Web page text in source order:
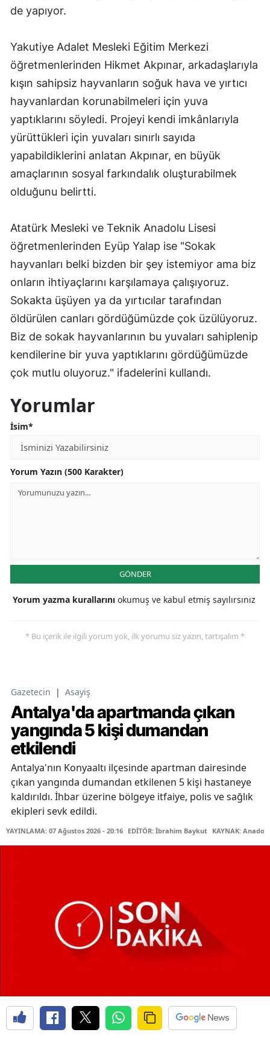
de yapıyor.
Yakutiye Adalet Mesleki Eğitim Merkezi
öğretmenlerinden Hikmet Akpınar, arkadaşlarıyla
kışın sahipsiz hayvanların soğuk hava ve yırtıcı
hayvanlardan korunabilmeleri için yuva
yaptıklarını söyledi. Projeyi kendi imkânlarıyla
yürüttükleri için yuvaları sınırlı sayıda
yapabildiklerini anlatan Akpınar, en büyük
amaçlarının sosyal farkındalık oluşturabilmek
olduğunu belirtti.
Atatürk Mesleki ve Teknik Anadolu Lisesi
öğretmenlerinden Eyüp Yalap ise "Sokak
hayvanları belki bizden bir şey istemiyor ama biz
onların ihtiyaçlarını karşılamaya çalışıyoruz.
Sokakta üşüyen ya da yırtıcılar tarafından
öldürülen canları gördüğümüzde çok üzülüyoruz.
Biz de sokak hayvanlarının bu yuvaları sahiplenip
kendilerine bir yuva yaptıklarını gördüğümüzde
çok mutlu oluyoruz." ifadelerini kullandı.
Yorumlar
İsim*
Yorum Yazın (500 Karakter)
GÖNDER
Yorum yazma kurallarını okumuş ve kabul etmiş sayılırsınız
* Bu içerik ile ilgili yorum yok, ilk yorumu siz yazın, tartışalım *
Gazetecin | Asayiş
Antalya'da apartmanda çıkan
yangında 5 kişi dumandan
etkilendi
Antalya'nın Konyaaltı ilçesinde apartman dairesinde
çıkan yangında dumandan etkilenen 5 kişi hastaneye
kaldırıldı. İhbar üzerine bölgeye itfaiye, polis ve sağlık
ekipleri sevk edildi.
YAYINLAMA: 07 Ağustos 2026 - 20:16 EDİTÖR: İbrahim Baykut KAYNAK: